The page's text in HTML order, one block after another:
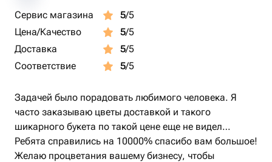
Сервис магазина 5/5
Цена/Качество
5/5
Доставка
5/5
Соответствие
5/5
Задачей было порадовать любимого человека. Я
часто заказываю цветы доставкой и такого
шикарного букета по такой цене еще не видел…
Ребята справились на 10000% спасибо вам большое!
Желаю процветания вашему бизнесу, чтобы